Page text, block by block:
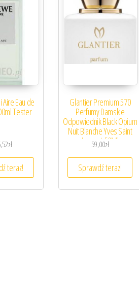
Eau de
Tester
zł
teraz!
Glantier Premium 570
Perfumy Damskie
Odpowiednik Black Opium
Nuit Blanche Yves Saint
Laurent 50Ml
59,00zł
Sprawdź teraz!